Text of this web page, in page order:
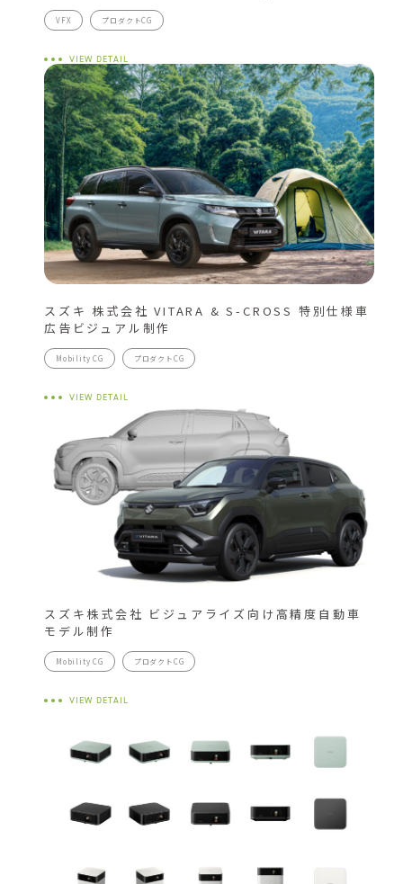
VFX プロダクトCG
VIEW DETAIL
スズキ 株式会社 VITARA & S-CROSS 特別仕様車
広告ビジュアル制作
Mobility CG プロダクトCG
VIEW DETAIL
スズキ株式会社 ビジュアライズ向け高精度自動車
モデル制作
Mobility CG プロダクトCG
VIEW DETAIL